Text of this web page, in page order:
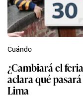
Cuándo
¿Cambiará el
aclara qué
Lima